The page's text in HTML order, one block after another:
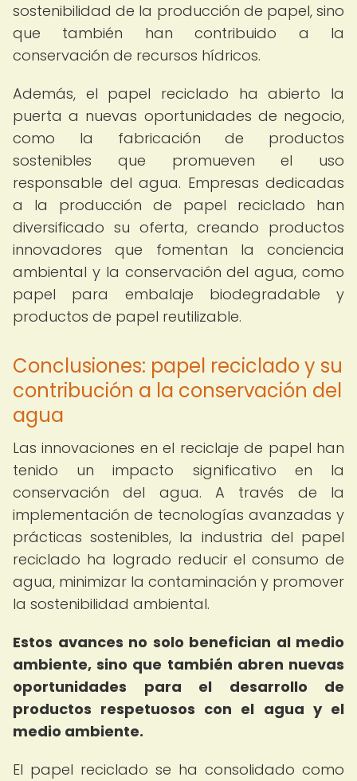
sostenibilidad de la producción de papel, sino
que también han contribuido a la
conservación de recursos hídricos.
Además, el papel reciclado ha abierto la
puerta a nuevas oportunidades de negocio,
como la fabricación de productos
sostenibles que promueven el uso
responsable del agua. Empresas dedicadas
a la producción de papel reciclado han
diversificado su oferta, creando productos
innovadores que fomentan la conciencia
ambiental y la conservación del agua, como
papel para embalaje biodegradable y
productos de papel reutilizable.
Conclusiones: papel reciclado y su
contribución a la conservación del
agua
Las innovaciones en el reciclaje de papel han
tenido un impacto significativo en la
conservación del agua. A través de la
implementación de tecnologías avanzadas y
prácticas sostenibles, la industria del papel
reciclado ha logrado reducir el consumo de
agua, minimizar la contaminación y promover
la sostenibilidad ambiental.
Estos avances no solo benefician al medio
ambiente, sino que también abren nuevas
oportunidades para el desarrollo de
productos respetuosos con el agua y el
medio ambiente.
El papel reciclado se ha consolidado como